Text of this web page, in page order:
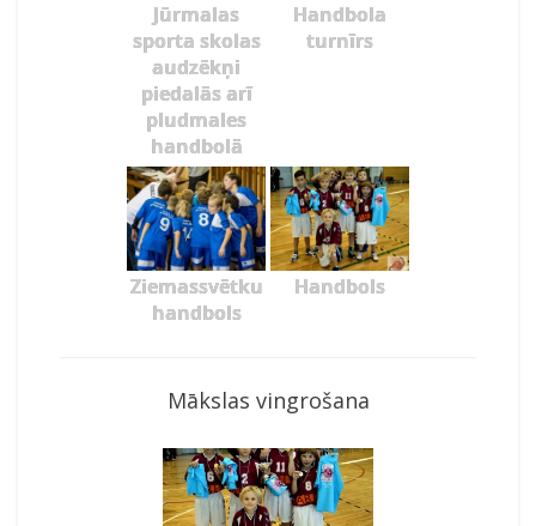
Jūrmalas
sporta skolas
audzēkņi
piedalās arī
pludmales
handbolā
Handbola
turnīrs
Ziemassvētku
handbols
Handbols
Mākslas vingrošana